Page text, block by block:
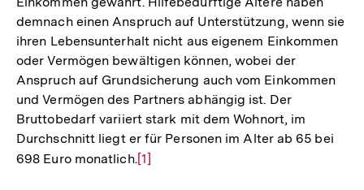
demnach einen Anspruch auf Unterstützung, wenn sie
ihren Lebensunterhalt nicht aus eigenem Einkommen
oder Vermögen bewältigen können, wobei der
Anspruch auf Grundsicherung auch vom Einkommen
und Vermögen des Partners abhängig ist. Der
Bruttobedarf variiert stark mit dem Wohnort, im
Durchschnitt liegt er für Personen im Alter ab 65 bei
698 Euro monatlich.Zur
[1]